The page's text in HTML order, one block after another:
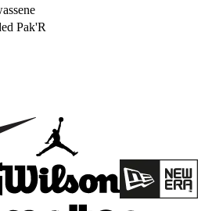
Pak'R